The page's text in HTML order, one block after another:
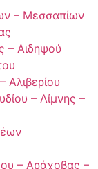
– Μεσσαπίων
– Αιδηψού
Αλιβερίου
– Λίμνης –
– Αράχοβας –